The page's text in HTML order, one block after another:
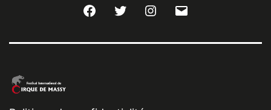
FacebookTwitter Instagram